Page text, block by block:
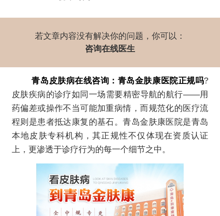
若文章内容没有解决你的问题，你可以：
咨询在线医生
青岛皮肤病在线咨询：青岛金肤康医院正规吗?
皮肤疾病的诊疗如同一场需要精密导航的航行——用
药偏差或操作不当可能加重病情，而规范化的医疗流
程则是患者抵达康复的基石。青岛金肤康医院是青岛
本地皮肤专科机构，其正规性不仅体现在资质认证
上，更渗透于诊疗行为的每一个细节之中。